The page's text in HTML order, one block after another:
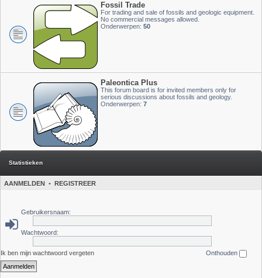
Fossil Trade
For trading and sale of fossils and geologic equipment.
No commercial messages allowed.
Onderwerpen: 50
Paleontica Plus
This forum board is for invited members only for
serious discussions about fossils and geology.
Onderwerpen: 7
Statistieken
AANMELDEN • REGISTREER
Gebruikersnaam:
Wachtwoord:
Ik ben mijn wachtwoord vergeten Onthouden